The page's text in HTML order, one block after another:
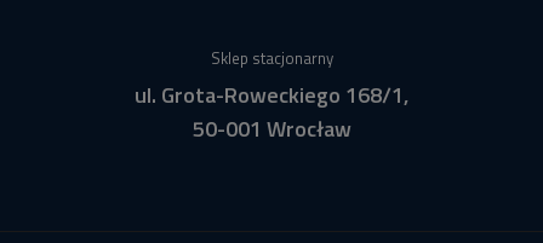
Sklep stacjonarny
ul. Grota-Roweckiego 168/1,
50-001 Wrocław